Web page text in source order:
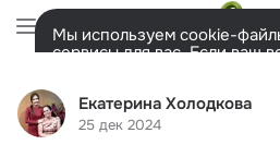
Екатерина Холодкова
25 дек 2024
Мы используем cookie-
сервисы для вас. Если ваш
представитель.
Разрешить все
Лента Друзья 115 Фото